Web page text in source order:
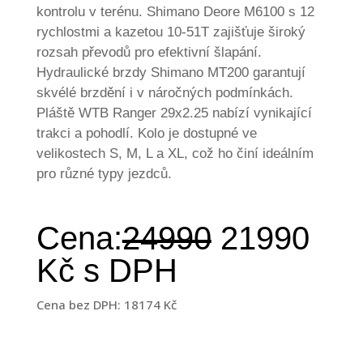
kontrolu v terénu. Shimano Deore M6100 s 12
rychlostmi a kazetou 10-51T zajišťuje široký
rozsah převodů pro efektivní šlapání.
Hydraulické brzdy Shimano MT200 garantují
skvélé brzdění i v náročných podmínkách.
Pláště WTB Ranger 29x2.25 nabízí vynikající
trakci a pohodlí. Kolo je dostupné ve
velikostech S, M, L a XL, což ho činí ideálním
pro různé typy jezdců.
Cena:2499021990
Kč s DPH
Cena bez DPH: 18174 Kč